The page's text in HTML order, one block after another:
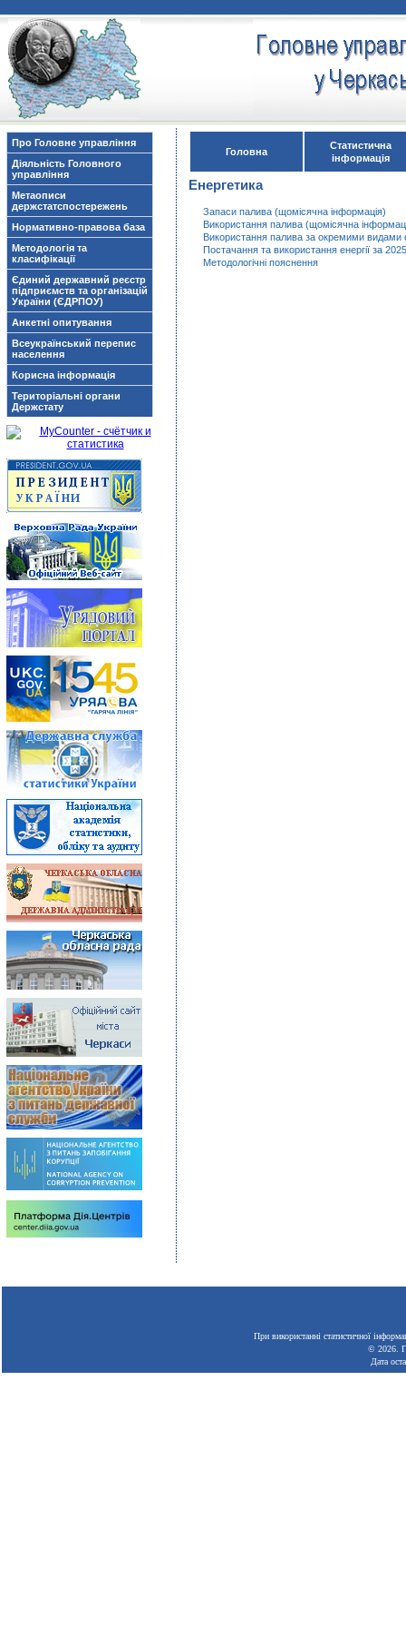
Про Головне управління
Діяльність Головного
управління
Метаописи
держстатспостережень
Нормативно-правова база
Методологія та
класифікації
Єдиний державний реєстр
підприємств та організацій
України (ЄДРПОУ)
Анкетні опитування
Всеукраїнський перепис
населення
Корисна інформація
Територіальні органи
Держстату
Головна
Статистична
інформація
Енергетика
Запаси палива (щомісячна інформація)
Використання палива (щомісячна
Використання палива за окремими видами
Постачання та використання енергії за
Методологічні пояснення
При використанні статистичної
© 2026.
Дата